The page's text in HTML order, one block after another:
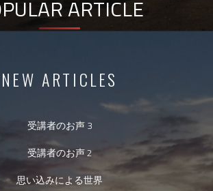
ARTICLE
NEW ARTICLES
受講者のお声 3
受講者のお声 2
思い込みによる世界